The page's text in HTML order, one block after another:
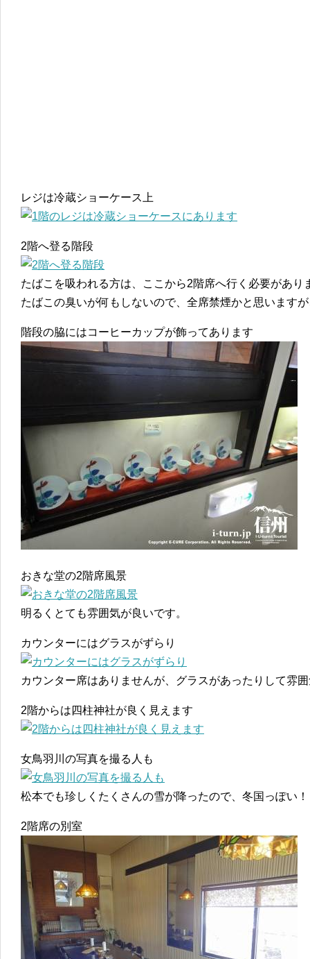
レジは冷蔵ショーケース上
2階へ登る階段
たばこを吸われる方は、ここから2階席へ行く必要があり
たばこの臭いが何もしないので、全席禁煙かと思います
階段の脇にはコーヒーカップが飾ってあります
おきな堂の2階席風景
明るくとても雰囲気が良いです。
カウンターにはグラスがずらり
カウンター席はありませんが、グラスがあったりして雰
2階からは四柱神社が良く見えます
女鳥羽川の写真を撮る人も
松本でも珍しくたくさんの雪が降ったので、冬国っぽい！
2階席の別室